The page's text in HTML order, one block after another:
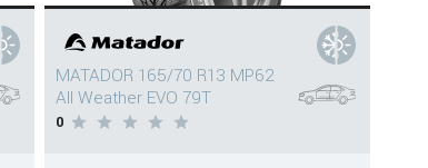
MATADOR 165/70 R13 MP62
All Weather EVO 79T
0